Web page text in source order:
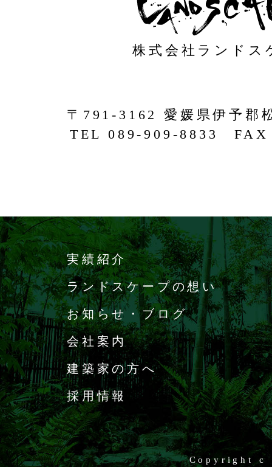
〒791-3162 愛媛県伊予郡
TEL 089-909-8833 FAX
株式会社ランドス
実績紹介
ランドスケープの想い
お知らせ・ブログ
会社案内
建築家の方へ
採用情報
Copyright c